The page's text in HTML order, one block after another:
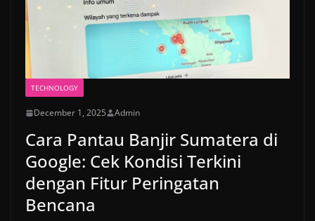
TECHNOLOGY
December 1, 2025 Admin
Cara Pantau Banjir Sumatera di
Google: Cek Kondisi Terkini
dengan Fitur Peringatan
Bencana